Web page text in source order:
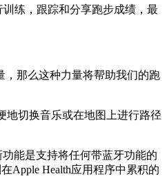
练，跟踪和分享跑步成绩，最
，那么这种力量将帮助我们的跑
地切换音乐或在地图上进行路径
能是支持将任何带蓝牙功能的
Apple Health应用程序中累积的